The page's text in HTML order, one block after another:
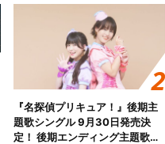
『名探偵プリキュア！』後期主
題歌シングル 9月30日発売決
定！ 後期エンディング主題歌